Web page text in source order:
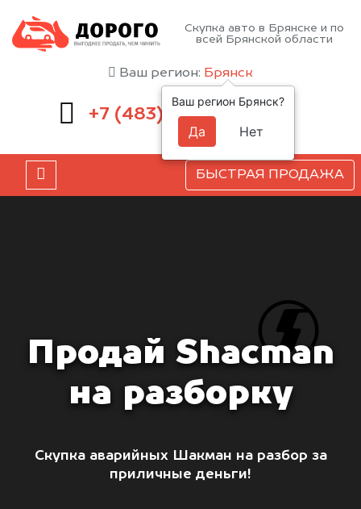
Скупка авто в Брянске и по
всей Брянской области
Ваш регион: Брянск
+7 (483) 232-00-41
БЫСТРАЯ ПРОДАЖА
Продай Shacman
на разборку
Скупка аварийных Шакман на разбор за
приличные деньги!
Ваш регион Брянск?
Да Нет